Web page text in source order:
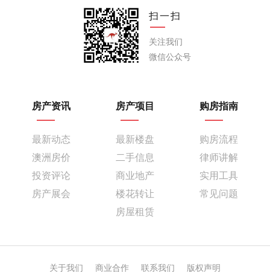
扫一扫
关注我们
微信公众号
房产资讯
最新动态
澳洲房价
投资评论
房产展会
房产项目
最新楼盘
二手信息
商业地产
楼花转让
房屋租赁
购房指南
购房流程
律师讲解
实用工具
常见问题
关于我们 商业合作 联系我们 版权声明